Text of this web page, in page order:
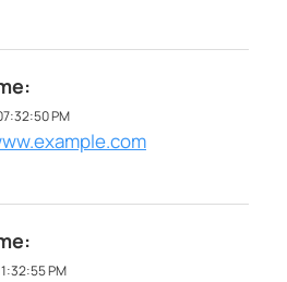
PM
PM